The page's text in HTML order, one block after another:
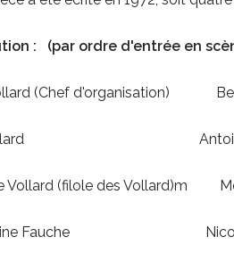
: (par ordre d'entrée en
(Chef d'organisation)
Vollard Antoinette
Vollard (filole des Vollard)m
Fauche Nicole